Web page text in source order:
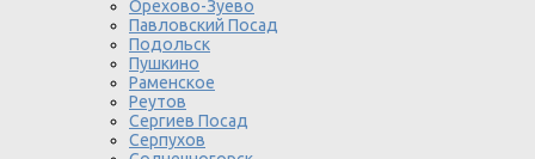
Орехово-Зуево
Павловский Посад
Подольск
Пушкино
Раменское
Реутов
Сергиев Посад
Серпухов